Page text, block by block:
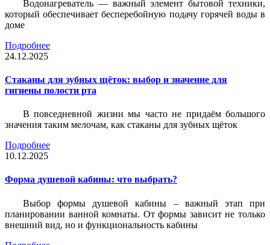
Водонагреватель — важный элемент бытовой техники,
который обеспечивает бесперебойную подачу горячей воды в
доме
Подробнее
24.12.2025
Стаканы для зубных щёток: выбор и значение для
гигиены полости рта
В повседневной жизни мы часто не придаём большого
значения таким мелочам, как стаканы для зубных щёток
Подробнее
10.12.2025
Форма душевой кабины: что выбрать?
Выбор формы душевой кабины – важный этап при
планировании ванной комнаты. От формы зависит не только
внешний вид, но и функциональность кабины